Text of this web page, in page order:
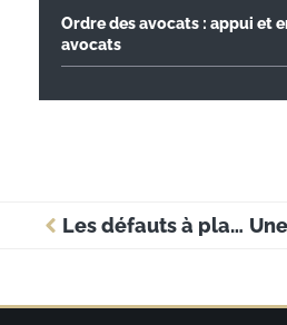
Ordre des avocats : appui et
avocats
Les défauts à placer dans un entretien d’embauche